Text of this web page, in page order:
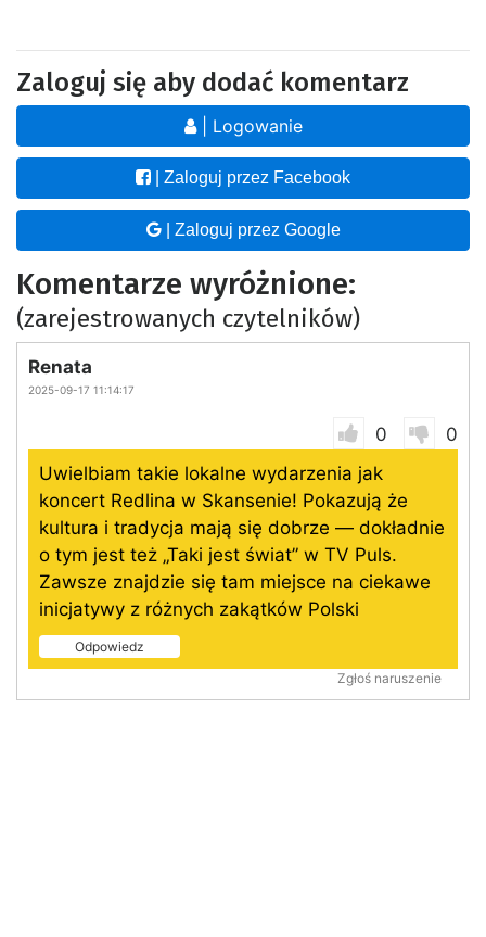
Zaloguj się aby dodać komentarz
| Logowanie
| Zaloguj przez Facebook
| Zaloguj przez Google
Komentarze wyróżnione:
(zarejestrowanych czytelników)
Renata
2025-09-17 11:14:17
0
0
Uwielbiam takie lokalne wydarzenia jak
koncert Redlina w Skansenie! Pokazują że
kultura i tradycja mają się dobrze — dokładnie
o tym jest też „Taki jest świat” w TV Puls.
Zawsze znajdzie się tam miejsce na ciekawe
inicjatywy z różnych zakątków Polski
Odpowiedz
Zgłoś naruszenie